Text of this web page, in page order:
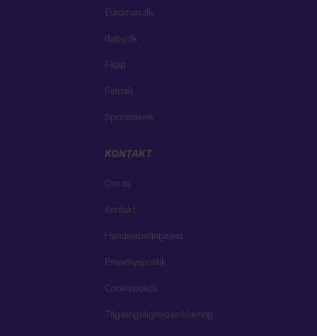
Euroman.dk
Baby.dk
Flipp
Findalt
Sponsoreret
KONTAKT
Om os
Kontakt
Handelsbetingelser
Privatlivspolitik
Cookiepolitik
Tilgængelighedserklæring